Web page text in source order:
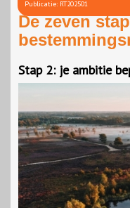
Publicatie: RT202501
De zeven
Stap 2: je ambitie